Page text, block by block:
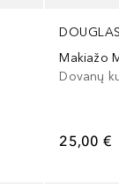
DOUGLAS
Makiažo
Dovanų
25,00 €